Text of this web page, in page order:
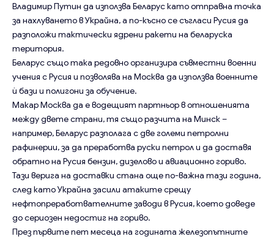
Владимир Путин да използва Беларус като отправна точка
за нахлуването в Украйна, а по-късно се съгласи Русия да
разположи тактически ядрени ракети на беларуска
територия.
Беларус също така редовно организира съвместни военни
учения с Русия и позволява на Москва да използва военните
ѝ бази и полигони за обучение.
Макар Москва да е водещият партньор в отношенията
между двете страни, тя също разчита на Минск –
например, Беларус разполага с две големи петролни
рафинерии, за да преработва руски петрол и да доставя
обратно на Русия бензин, дизелово и авиационно гориво.
Тази верига на доставки стана още по-важна тази година,
след като Украйна засили атаките срещу
нефтопреработвателните заводи в Русия, което доведе
до сериозен недостиг на гориво.
През първите пет месеца на годината железопътните